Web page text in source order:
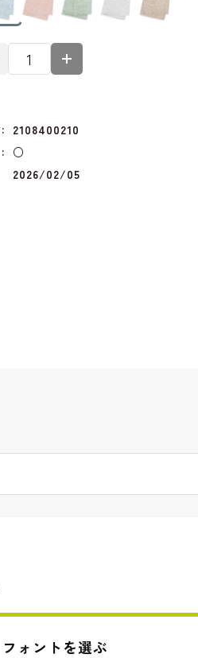
2108400210
○
2026/02/05
フォントを選ぶ